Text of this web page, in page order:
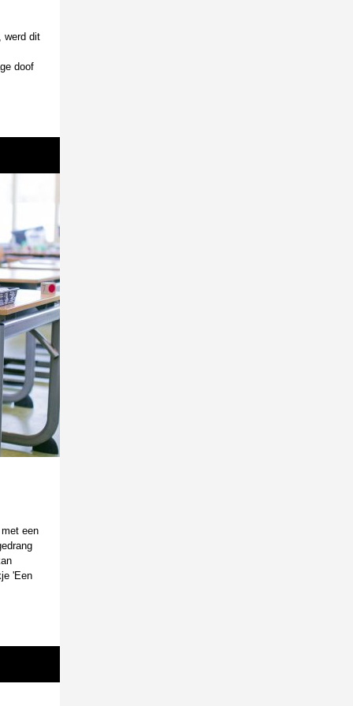
werd dit
doof
een
'Een